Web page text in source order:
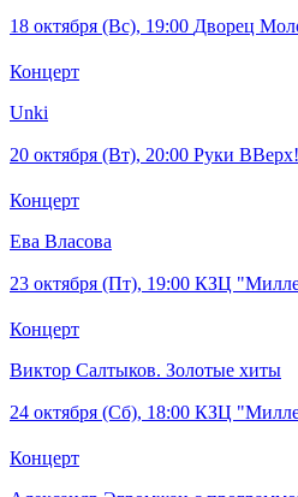
18 октября (Вс), 19:00 Дворец
Концерт
Unki
20 октября (Вт), 20:00 Руки
Концерт
Ева Власова
23 октября (Пт), 19:00 КЗЦ
Концерт
Виктор Салтыков. Золотые хиты
24 октября (Сб), 18:00 КЗЦ
Концерт